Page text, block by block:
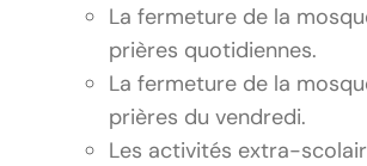
La fermeture de la
prières quotidiennes.
La fermeture de la
prières du vendredi.
Les activités extra-